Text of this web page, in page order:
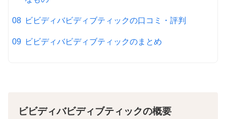
ビビディバビディブティックの口コミ・評判
ビビディバビディブティックのまとめ
ビビディバビディブティックの概要